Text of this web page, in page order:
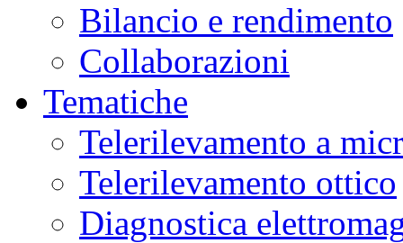
Bilancio e rendimento
Collaborazioni
Tematiche
Telerilevamento a
Telerilevamento ottico
Diagnostica